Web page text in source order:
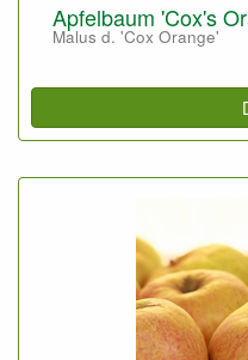
Apfelbaum 'Cox's
Malus d. 'Cox Orange'